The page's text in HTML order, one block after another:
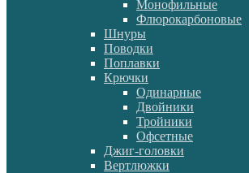
Монофильные
Флюрокарбоновые
Шнуры
Поводки
Поплавки
Крючки
Одинарные
Двойники
Тройники
Офсетные
Джиг-головки
Вертлюжки